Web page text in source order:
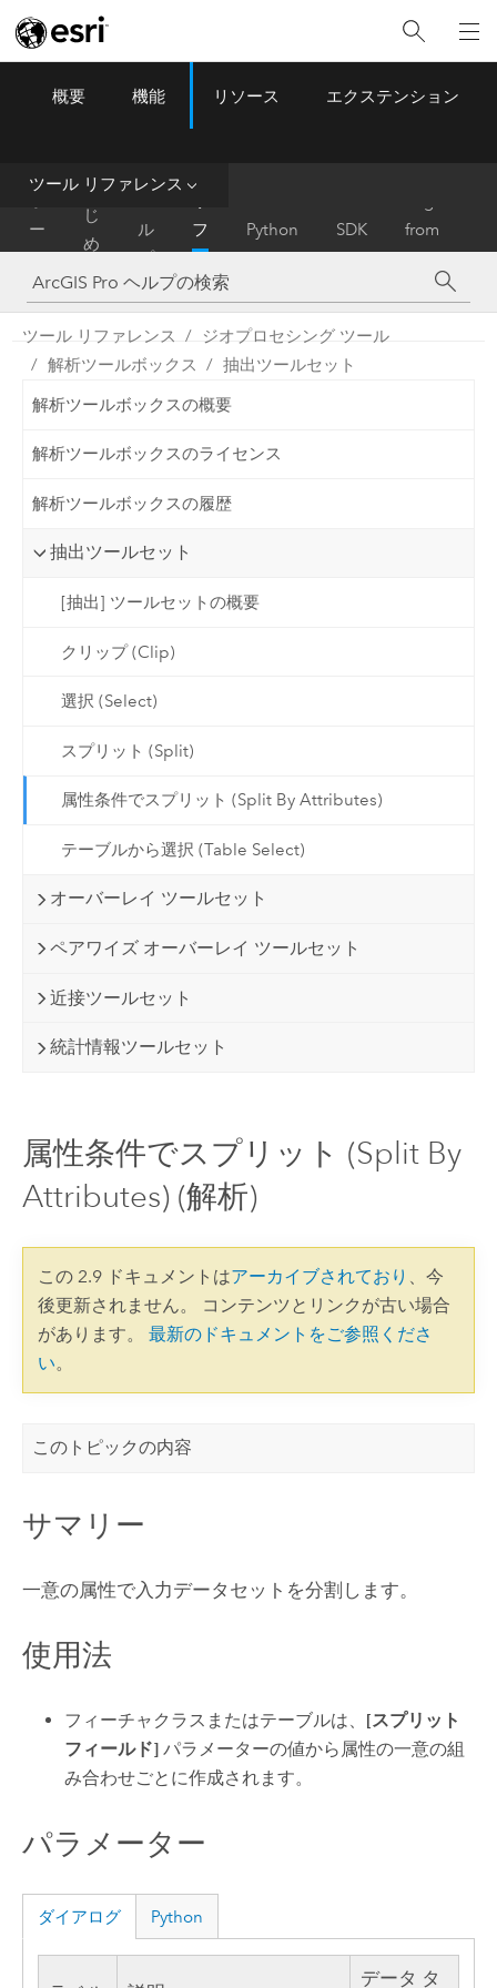
ArcGIS Pro Menu
概要 機能 リソース エクステンション
ツール リファレンス
ー
ム
は
じ
め
に
ル
プ
フ
ァ
レ
ン
ス
Python SDK
from
ArcMap
ツール リファレンス
ジオプロセシング ツール
解析ツールボックス
抽出ツールセット
解析ツールボックスの概要
解析ツールボックスのライセンス
解析ツールボックスの履歴
抽出ツールセット
[抽出] ツールセットの概要
クリップ (Clip)
選択 (Select)
スプリット (Split)
属性条件でスプリット (Split By Attributes)
テーブルから選択 (Table Select)
オーバーレイ ツールセット
ペアワイズ オーバーレイ ツールセット
近接ツールセット
統計情報ツールセット
属性条件でスプリット (Split By
Attributes) (解析)
この 2.9 ドキュメントはアーカイブされており 、今
後更新されません。 コンテンツとリンクが古い場合
があります。 最新のドキュメントをご参照くださ
い。
このトピックの内容
サマリー
一意の属性で入力データセットを分割します。
使用法
フィーチャクラスまたはテーブルは、 [スプリット
フィールド] パラメーターの値から属性の一意の組
み合わせごとに作成されます。
パラメーター
ダイアログ Python
データ タ